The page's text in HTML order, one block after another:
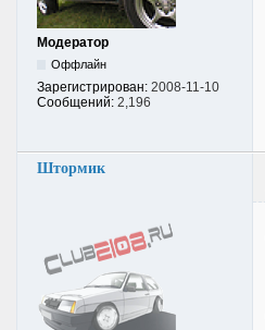
Модератор
Оффлайн
Зарегистрирован: 2008-11-10
Сообщений: 2,196
Штормик